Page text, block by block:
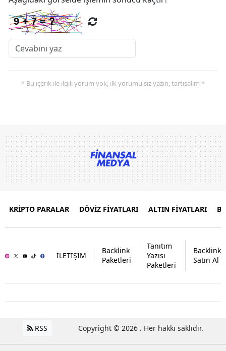
* Bu içerik ile ilgili yorum yok, ilk yorumu siz yazın, tartışalım *
KRİPTO PARALAR DÖVİZ FİYATLARI ALTIN FİYATLARI
İLETİŞİM
Backlink
Paketleri
Tanıtım
Yazısı
Paketleri
Backlink
Satın Al
RSS Copyright © 2026 . Her hakkı saklıdır.